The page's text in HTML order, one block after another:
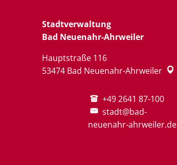
Stadtverwaltung
Bad Neuenahr-Ahrweiler
Hauptstraße 116
53474 Bad Neuenahr-Ahrweiler
+49 2641 87-100
stadt@bad-
neuenahr-ahrweiler.de